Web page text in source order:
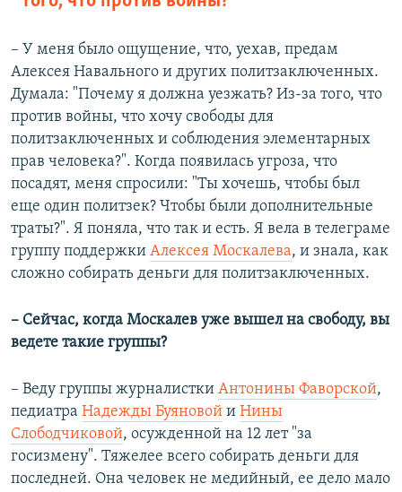
– У меня было ощущение, что, уехав, предам
Алексея Навального и других политзаключенных.
Думала: "Почему я должна уезжать? Из-за того, что
против войны, что хочу свободы для
политзаключенных и соблюдения элементарных
прав человека?". Когда появилась угроза, что
посадят, меня спросили: "Ты хочешь, чтобы был
еще один политзек? Чтобы были дополнительные
траты?". Я поняла, что так и есть. Я вела в телеграме
группу поддержки Алексея Москалева, и знала, как
сложно собирать деньги для политзаключенных.
– Сейчас, когда Москалев уже вышел на свободу, вы
ведете такие группы?
– Веду группы журналистки Антонины Фаворской,
педиатра Надежды Буяновой и Нины
Слободчиковой, осужденной на 12 лет "за
госизмену". Тяжелее всего собирать деньги для
последней. Она человек не медийный, ее дело мало